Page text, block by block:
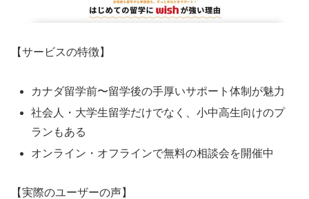
【サービスの特徴】
カナダ留学前〜留学後の手厚いサポート体制が魅力
社会人・大学生留学だけでなく、小中高生向けのプ
ランもある
オンライン・オフラインで無料の相談会を開催中
【実際のユーザーの声】